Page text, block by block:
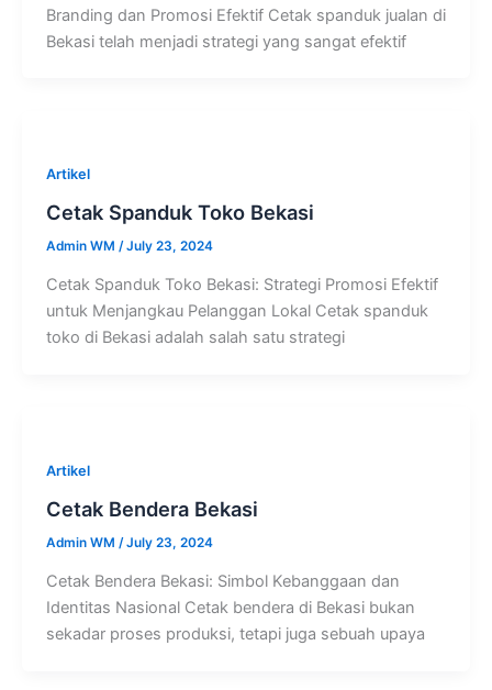
Branding dan Promosi Efektif Cetak spanduk jualan di
Bekasi telah menjadi strategi yang sangat efektif
Artikel
Cetak Spanduk Toko Bekasi
Admin WM /July 23, 2024
Cetak Spanduk Toko Bekasi: Strategi Promosi Efektif
untuk Menjangkau Pelanggan Lokal Cetak spanduk
toko di Bekasi adalah salah satu strategi
Artikel
Cetak Bendera Bekasi
Admin WM /July 23, 2024
Cetak Bendera Bekasi: Simbol Kebanggaan dan
Identitas Nasional Cetak bendera di Bekasi bukan
sekadar proses produksi, tetapi juga sebuah upaya